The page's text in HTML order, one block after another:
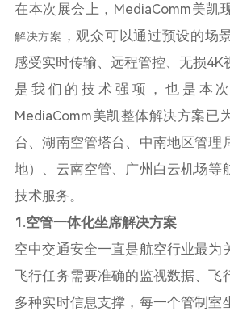
在本次展会上，MediaComm美凯
解决方案 ，观众可以通过预设的场
感受实时传输、远程管控、无损4K
是我们的技术强项，也是本
MediaComm美凯整体解决方案已
台、湖南空管塔台、中南地区管理
地）、云南空管、广州白云机场等
技术服务。
1.空管一体化坐席解决方案
空中交通安全一直是航空行业最为
飞行任务需要准确的监视数据、飞
多种实时信息支撑，每一个管制室